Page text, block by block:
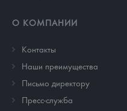
О КОМПАНИИ
Контакты
Наши преимущества
Письмо директору
Пресс-служба